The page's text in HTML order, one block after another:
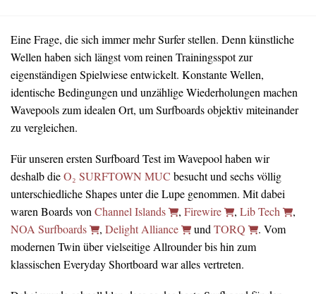
Eine Frage, die sich immer mehr Surfer stellen. Denn künstliche
Wellen haben sich längst vom reinen Trainingsspot zur
eigenständigen Spielwiese entwickelt. Konstante Wellen,
identische Bedingungen und unzählige Wiederholungen machen
Wavepools zum idealen Ort, um Surfboards objektiv miteinander
zu vergleichen.
Für unseren ersten Surfboard Test im Wavepool haben wir
deshalb dieO₂ SURFTOWN MUC besucht und sechs völlig
unterschiedliche Shapes unter die Lupe genommen. Mit dabei
waren Boards von Channel Islands , Firewire , Lib Tech
,
NOA Surfboards
, Delight Alliance und TORQ
. Vom
modernen Twin über vielseitige Allrounder bis hin zum
klassischen Everyday Shortboard war alles vertreten.